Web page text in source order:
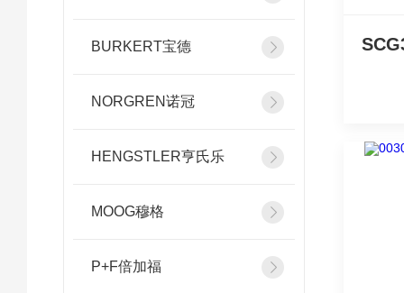
BURKERT宝德
NORGREN诺冠
HENGSTLER亨氏乐
MOOG穆格
P+F倍加福